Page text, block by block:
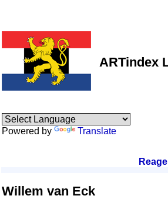
ARTindex
Powered by Translate
Willem van Eck